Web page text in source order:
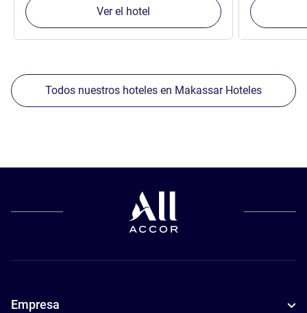
Ver el hotel
Todos nuestros hoteles en Makassar Hoteles
Empresa